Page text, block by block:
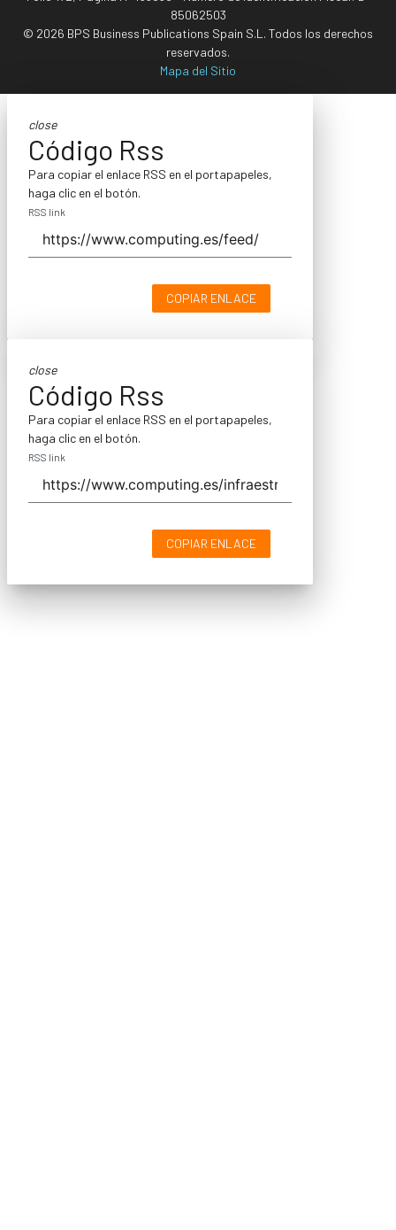
85062503
© 2026 BPS Business Publications Spain S.L. Todos los derechos
reservados.
Mapa del Sitio
close
Código Rss
Para copiar el enlace RSS en el portapapeles,
haga clic en el botón.
RSS link
COPIAR ENLACE
close
Código Rss
Para copiar el enlace RSS en el portapapeles,
haga clic en el botón.
RSS link
COPIAR ENLACE